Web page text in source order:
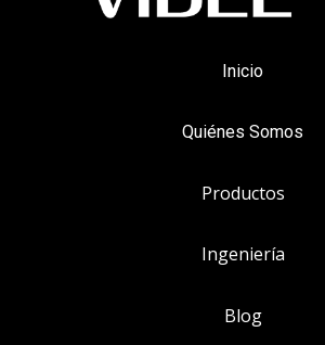
Inicio
Quiénes Somos
Productos
Ingeniería
Blog